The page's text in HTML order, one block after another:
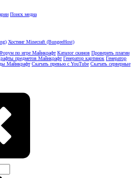
Поиск медиа
Хостинг Minecraft (BungeeHost)
по игре Майнкрафт Каталог скинов Проверить плагин
предметов Майнкрафт Генератор картинок Генератор
Майнкрафт Скачать превью с YouTube Скачать серверные